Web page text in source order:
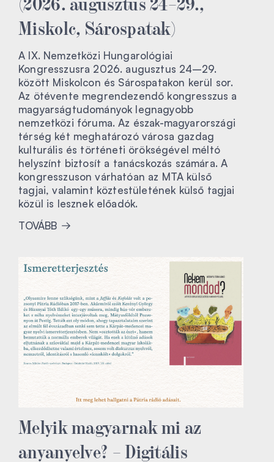
Miskolc, Sárospatak)
A IX. Nemzetközi Hungarológiai
Kongresszusra 2026. augusztus 24–29.
között Miskolcon és Sárospatakon kerül sor.
Az ötévente megrendezendő kongresszus a
magyarságtudományok legnagyobb
nemzetközi fóruma. Az észak-magyarországi
térség két meghatározó városa gazdag
kulturális és történeti örökségével méltó
helyszínt biztosít a tanácskozás számára. A
kongresszuson várhatóan az MTA külső
tagjai, valamint köztestületének külső tagjai
közül is lesznek előadók.
TOVÁBB
Melyik magyarnak mi az
anyanyelve? – Digitális